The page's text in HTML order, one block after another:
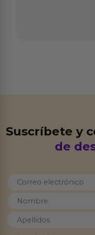
Suscríbete y
de